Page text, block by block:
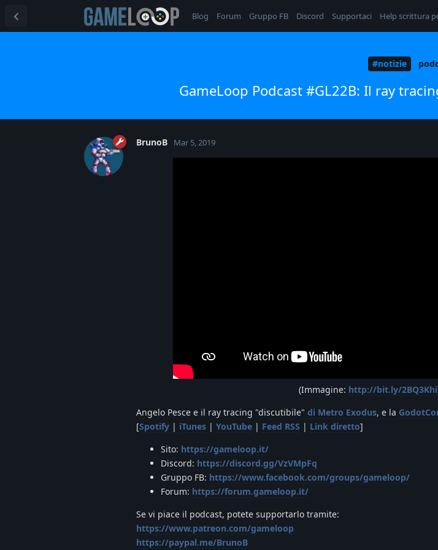
Blog Forum Gruppo FB Discord Supportaci Help scrittura
#notizie
GameLoop Podcast #GL22B: Il ray
BrunoB Mar 5, 2019
(Immagine: http://bit.ly/2BQ3Khi
Angelo Pesce e il ray tracing "discutibile" di Metro Exodus, e la
[Spotify | iTunes | YouTube | Feed RSS | Link diretto]
Sito: https://gameloop.it/
Discord: https://discord.gg/VzVMpFq
Gruppo FB: https://www.facebook.com/groups/gameloop/
Forum: https://forum.gameloop.it/
Se vi piace il podcast, potete supportarlo tramite:
https://www.patreon.com/gameloop
https://paypal.me/BrunoB